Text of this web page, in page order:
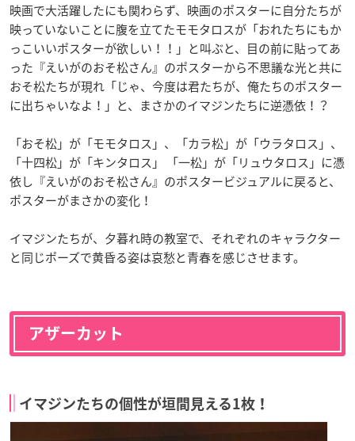
映画で大活躍したにも関わらず、映画のポスターに自分たちが
映っていないことに腹を立てたモモタロスが「おれたちにもか
っこいいポスターが欲しい！！」と叫ぶと、目の前に貼ってあ
った『えいがのおそ松さん』のポスターから不思議な光と共に
おそ松たちが現れ「じゃ、今度は君たちが、俺たちのポスター
に出ちゃいなよ！」と、まさかのイマジンたちに逆憑依！？
「おそ松」が「モモタロス」、「カラ松」が「ウラタロス」、
「十四松」が「キンタロス」 「一松」が「リュウタロス」に憑
依し『えいがのおそ松さん』のポスタービジュアルに戻ると、
ポスターがまさかの変化！
イマジンたちが、夕暮れ時の教室で、それぞれのキャラクター
と同じポーズで黄昏る姿は哀愁と青春を感じさせます。
アザーカット
イマジンたちの個性が垣間見える1枚！